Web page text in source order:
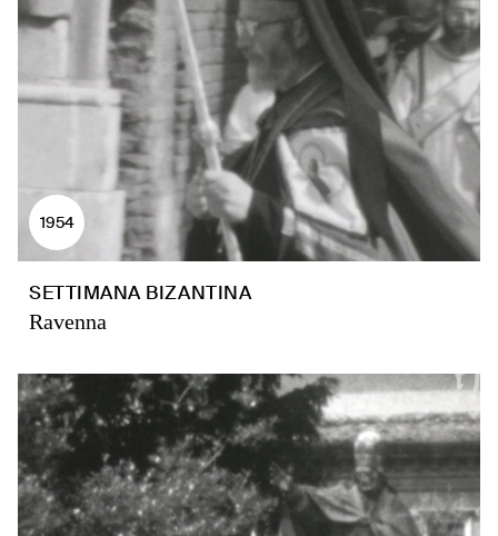
1954
SETTIMANA BIZANTINA
Ravenna